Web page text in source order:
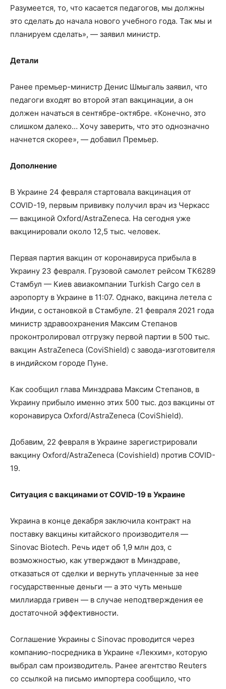
Разумеется, то, что касается педагогов, мы должны
это сделать до начала нового учебного года. Так мы и
планируем сделать», — заявил министр.
Детали
Ранее премьер-министр Денис Шмыгаль заявил, что
педагоги входят во второй этап вакцинации, а он
должен начаться в сентябре-октябре. «Конечно, это
слишком далеко… Хочу заверить, что это однозначно
начнется скорее», — добавил Премьер.
Дополнение
В Украине 24 февраля стартовала вакцинация от
COVID-19, первым прививку получил врач из Черкасс
— вакциной Oxford/AstraZeneca. На сегодня уже
вакцинировали около 12,5 тыс. человек.
Первая партия вакцин от коронавируса прибыла в
Украину 23 февраля. Грузовой самолет рейсом TK6289
Стамбул — Киев авиакомпании Turkish Cargo сел в
аэропорту в Украине в 11:07. Однако, вакцина летела с
Индии, с остановкой в Стамбуле. 21 февраля 2021 года
министр здравоохранения Максим Степанов
проконтролировал отгрузку первой партии в 500 тыс.
вакцин AstraZeneca (CoviShield) с завода-изготовителя
в индийском городе Пуне.
Как сообщил глава Минздрава Максим Степанов, в
Украину прибыло именно этих 500 тыс. доз вакцины от
коронавируса Oxford/AstraZeneca (CoviShield).
Добавим, 22 февраля в Украине зарегистрировали
вакцину Oxford/AstraZeneca (Covishield) против COVID-
19.
Ситуация с вакцинами от COVID-19 в Украине
Украина в конце декабря заключила контракт на
поставку вакцины китайского производителя —
Sinovac Biotech. Речь идет об 1,9 млн доз, с
возможностью, как утверждают в Минздраве,
отказаться от сделки и вернуть уплаченные за нее
государственные деньги — а это чуть меньше
миллиарда гривен — в случае неподтверждения ее
достаточной эффективности.
Соглашение Украины с Sinovac проводится через
компанию-посредника в Украине «Лекхим», которую
выбрал сам производитель. Ранее агентство Reuters
со ссылкой на письмо импортера сообщило, что